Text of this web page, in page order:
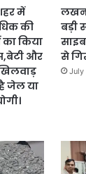
में
की
किया
और
जेल या
बड़ी
से
July